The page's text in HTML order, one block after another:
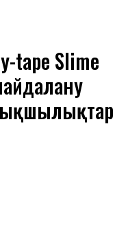
tape Slime